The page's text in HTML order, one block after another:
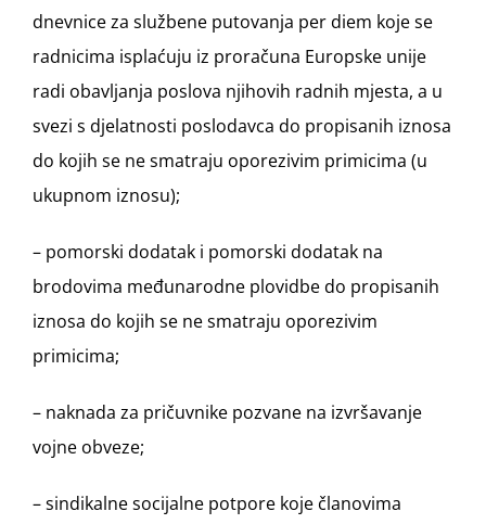
dnevnice za službene putovanja per diem koje se
radnicima isplaćuju iz proračuna Europske unije
radi obavljanja poslova njihovih radnih mjesta, a u
svezi s djelatnosti poslodavca do propisanih iznosa
do kojih se ne smatraju oporezivim primicima (u
ukupnom iznosu);
– pomorski dodatak i pomorski dodatak na
brodovima međunarodne plovidbe do propisanih
iznosa do kojih se ne smatraju oporezivim
primicima;
– naknada za pričuvnike pozvane na izvršavanje
vojne obveze;
– sindikalne socijalne potpore koje članovima